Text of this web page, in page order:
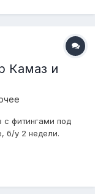
Камаз и
фитингами под
б/у 2 недели.
) Цена 800р
20 мм вниз).